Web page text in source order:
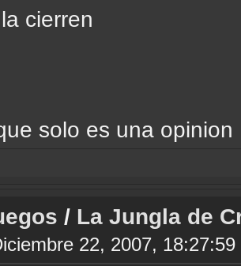
cierren
solo es una opinion
/ La Jungla de
22, 2007, 18:27:59